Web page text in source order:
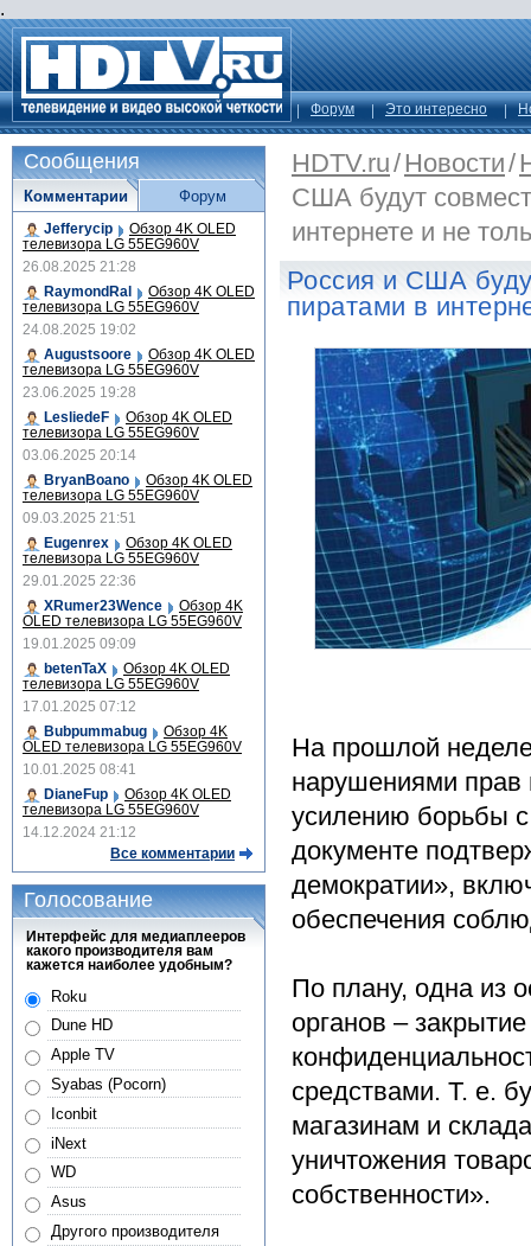
.
Форум Это интересно
HDTV.ru/Новости/
США будут
интернете и не
Россия и США
пиратами в
На прошлой
нарушениями прав
усилению борьбы
документе
демократии»,
обеспечения
По плану, одна из
органов –
средствами. Т. е.
магазинам и
уничтожения
собственности».
Сообщения
Комментарии
Jefferycip Обзор 4K OLED
телевизора LG 55EG960V
26.08.2025 21:28
RaymondRal
Обзор 4K OLED
телевизора LG 55EG960V
24.08.2025 19:02
Augustsoore
Обзор 4K OLED
телевизора LG 55EG960V
23.06.2025 19:28
LesliedeF
Обзор 4K OLED
телевизора LG 55EG960V
03.06.2025 20:14
BryanBoano
Обзор 4K OLED
телевизора LG 55EG960V
09.03.2025 21:51
Eugenrex
Обзор 4K OLED
телевизора LG 55EG960V
29.01.2025 22:36
XRumer23Wence
Обзор 4K
OLED телевизора LG 55EG960V
19.01.2025 09:09
betenTaX
Обзор 4K OLED
телевизора LG 55EG960V
17.01.2025 07:12
Bubpummabug
Обзор 4K
OLED телевизора LG 55EG960V
10.01.2025 08:41
DianeFup
Обзор 4K OLED
телевизора LG 55EG960V
14.12.2024 21:12
Все комментарии
Форум
Голосование
Интерфейс для медиаплееров
какого производителя вам
кажется наиболее удобным?
Roku
Dune HD
Apple TV
Syabas (Pocorn)
Iconbit
iNext
WD
Asus
Другого производителя